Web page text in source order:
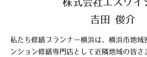
私たち修繕プランナー横浜は、横浜市地域
ンション修繕専門店として近隣地域の皆さ
株式会社エスワイ
吉田 俊介